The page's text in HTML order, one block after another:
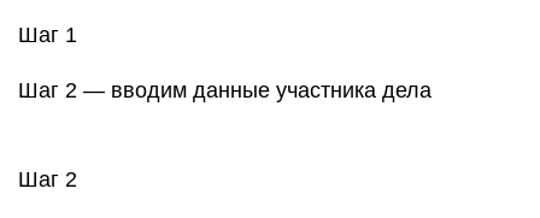
Шаг 1
Шаг 2 — вводим данные участника дела
Шаг 2